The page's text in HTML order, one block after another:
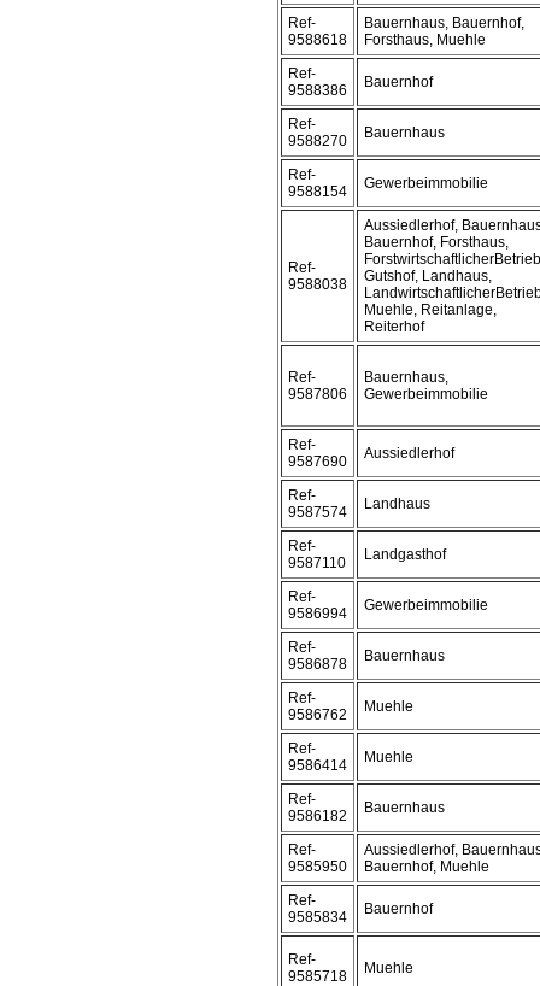
Ref-
9588618
Bauernhaus, Bauernhof,
Forsthaus, Muehle
Ref-
9588386
Bauernhof
Ref-
9588270
Bauernhaus
Ref-
9588154
Gewerbeimmobilie
Ref-
9588038
Aussiedlerhof,
Bauernhof, Forsthaus,
Gutshof, Landhaus,
Muehle, Reitanlage,
Reiterhof
Ref-
9587806
Bauernhaus,
Gewerbeimmobilie
Ref-
9587690
Aussiedlerhof
Ref-
9587574
Landhaus
Ref-
9587110
Landgasthof
Ref-
9586994
Gewerbeimmobilie
Ref-
9586878
Bauernhaus
Ref-
9586762
Muehle
Ref-
9586414
Muehle
Ref-
9586182
Bauernhaus
Ref-
9585950
Aussiedlerhof,
Bauernhof, Muehle
Ref-
9585834
Bauernhof
Ref-
9585718
Muehle